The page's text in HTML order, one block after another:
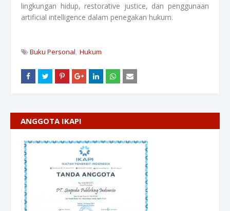
lingkungan hidup, restorative justice, dan penggunaan
artificial intelligence dalam penegakan hukum.
Buku Personal Hukum
ANGGOTA IKAPI